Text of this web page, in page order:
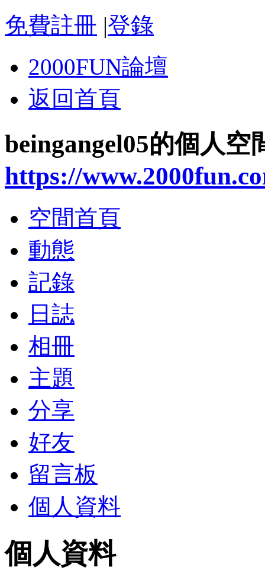
免費註冊 |登錄
2000FUN論壇
返回首頁
beingangel05的個人空
https://
空間首頁
動態
記錄
日誌
相冊
主題
分享
好友
留言板
個人資料
個人資料